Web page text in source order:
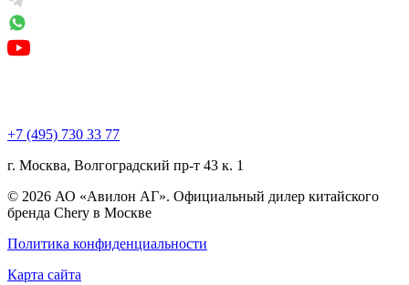
+7 (495) 730 33 77
г. Москва, Волгоградский пр-т 43 к. 1
© 2026 АО «Авилон АГ». Официальный дилер китайского
бренда Chery в Москве
Политика конфиденциальности
Карта сайта